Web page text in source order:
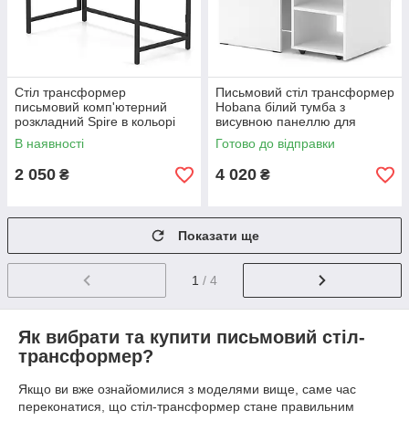
Стіл трансформер
письмовий комп'ютерний
розкладний Spire в кольорі
Антрацит для дітей і
дорослих Knap Knap
В наявності
2 050 ₴
Письмовий стіл трансформер
Hobana білий тумба з
висувною панеллю для
навчання та роботи за
комп'ютером Knap Knap
Готово до відправки
4 020 ₴
Показати ще
1 / 4
Як вибрати та купити письмовий стіл-
трансформер?
Якщо ви вже ознайомилися з моделями вище, саме час
переконатися, що стіл-трансформер стане правильним